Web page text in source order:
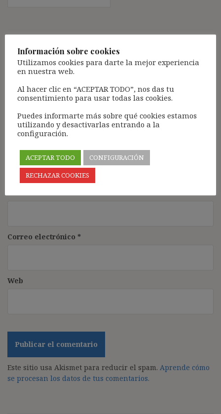
Tu dirección de correo electrónico no será publicada.
campos obligatorios están marcados con
Comentario *
Correo electrónico *
Web
Este sitio usa Akismet para reducir el spam. Aprende cómo
se procesan los datos de tus comentarios.
Información sobre cookies
Utilizamos cookies para darte la mejor experiencia
en nuestra web.
Al hacer clic en “ACEPTAR TODO”, nos das tu
consentimiento para usar todas las cookies.
Puedes informarte más sobre qué cookies estamos
utilizando y desactivarlas entrando a la
configuración.
ACEPTAR TODO
CONFIGURACIÓN
RECHAZAR COOKIES